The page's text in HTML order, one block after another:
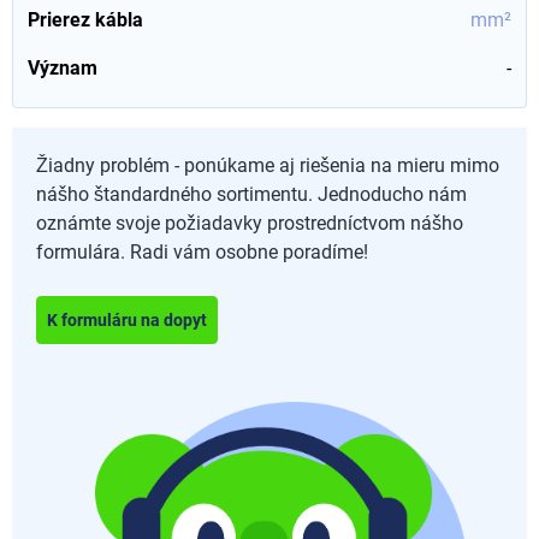
Prierez kábla mm²
Význam -
Žiadny problém - ponúkame aj riešenia na mieru mimo
nášho štandardného sortimentu. Jednoducho nám
oznámte svoje požiadavky prostredníctvom nášho
formulára. Radi vám osobne poradíme!
K formuláru na dopyt